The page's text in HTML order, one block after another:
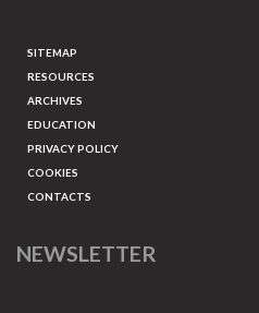
SITEMAP
RESOURCES
ARCHIVES
EDUCATION
PRIVACY POLICY
COOKIES
CONTACTS
NEWSLETTER